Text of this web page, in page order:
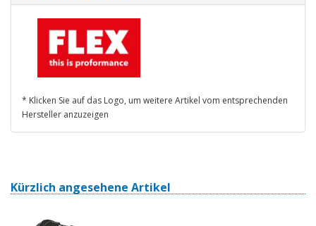
* Klicken Sie auf das Logo, um weitere Artikel vom entsprechenden
Hersteller anzuzeigen
Kürzlich angesehene Artikel